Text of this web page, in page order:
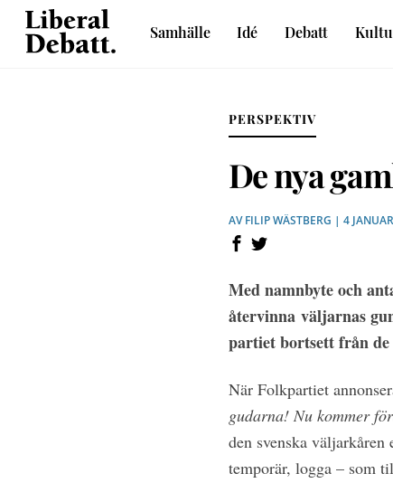
Skip
content
Samhälle Idé Debatt
PERSPEKTIV
De nya
AVFILIP WÄSTBERG | 4
Med namnbyte och
återvinna väljarnas
partiet bortsett från
När Folkpartiet
gudarna! Nu kommer
den svenska
temporär, logga – som